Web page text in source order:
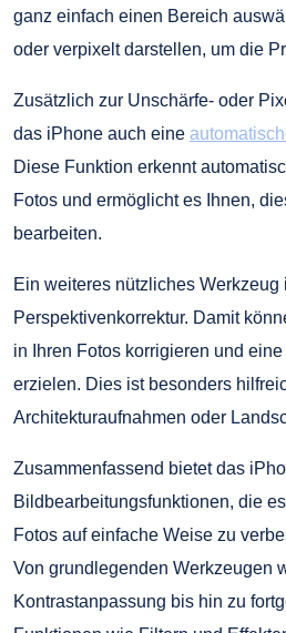
ganz einfach einen Bereich
oder verpixelt darstellen, um die
Zusätzlich zur Unschärfe- oder
das iPhone auch eine
Diese Funktion erkennt
Fotos und ermöglicht es Ihnen,
bearbeiten.
Ein weiteres nützliches Werkzeug
Perspektivenkorrektur. Damit
in Ihren Fotos korrigieren und
erzielen. Dies ist besonders
Architekturaufnahmen oder
Zusammenfassend bietet das
Bildbearbeitungsfunktionen, die
Fotos auf einfache Weise zu
Von grundlegenden Werkzeugen
Kontrastanpassung bis hin zu